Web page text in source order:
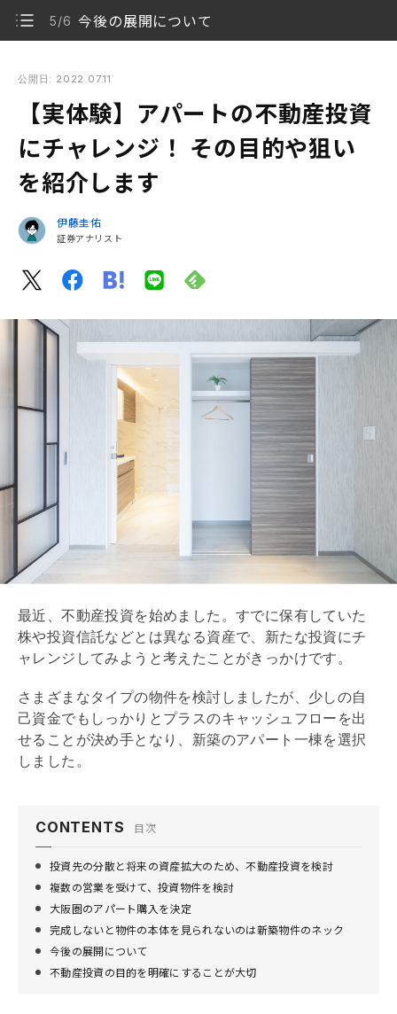
5/6 今後の展開について
いを紹介します
1/6
投資先の分散と将来の資産拡大のため、不動産投資を
検討
2/6 複数の営業を受けて、投資物件を検討
3/6 大阪圏のアパート購入を決定
4/6
のネック
5/6 今後の展開について
不動産投資の目的を明確にすることが大切
公開日: 2022.07.11
【実体験】アパートの不動産投資
にチャレンジ！ その目的や狙い
を紹介します
伊藤圭佑
証券アナリスト
最近、不動産投資を始めました。すでに保有していた
株や投資信託などとは異なる資産で、新たな投資にチ
ャレンジしてみようと考えたことがきっかけです。
さまざまなタイプの物件を検討しましたが、少しの自
己資金でもしっかりとプラスのキャッシュフローを出
せることが決め手となり、新築のアパート一棟を選択
しました。
CONTENTS 目次
投資先の分散と将来の資産拡大のため、不動産投資を検討
複数の営業を受けて、投資物件を検討
大阪圏のアパート購入を決定
完成しないと物件の本体を見られないのは新築物件のネック
今後の展開について
不動産投資の目的を明確にすることが大切